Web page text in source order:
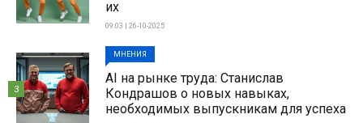
их
09:03 | 26-10-2025
МНЕНИЯ
AI на рынке труда: Станислав
Кондрашов о новых навыках,
необходимых выпускникам для успеха
3